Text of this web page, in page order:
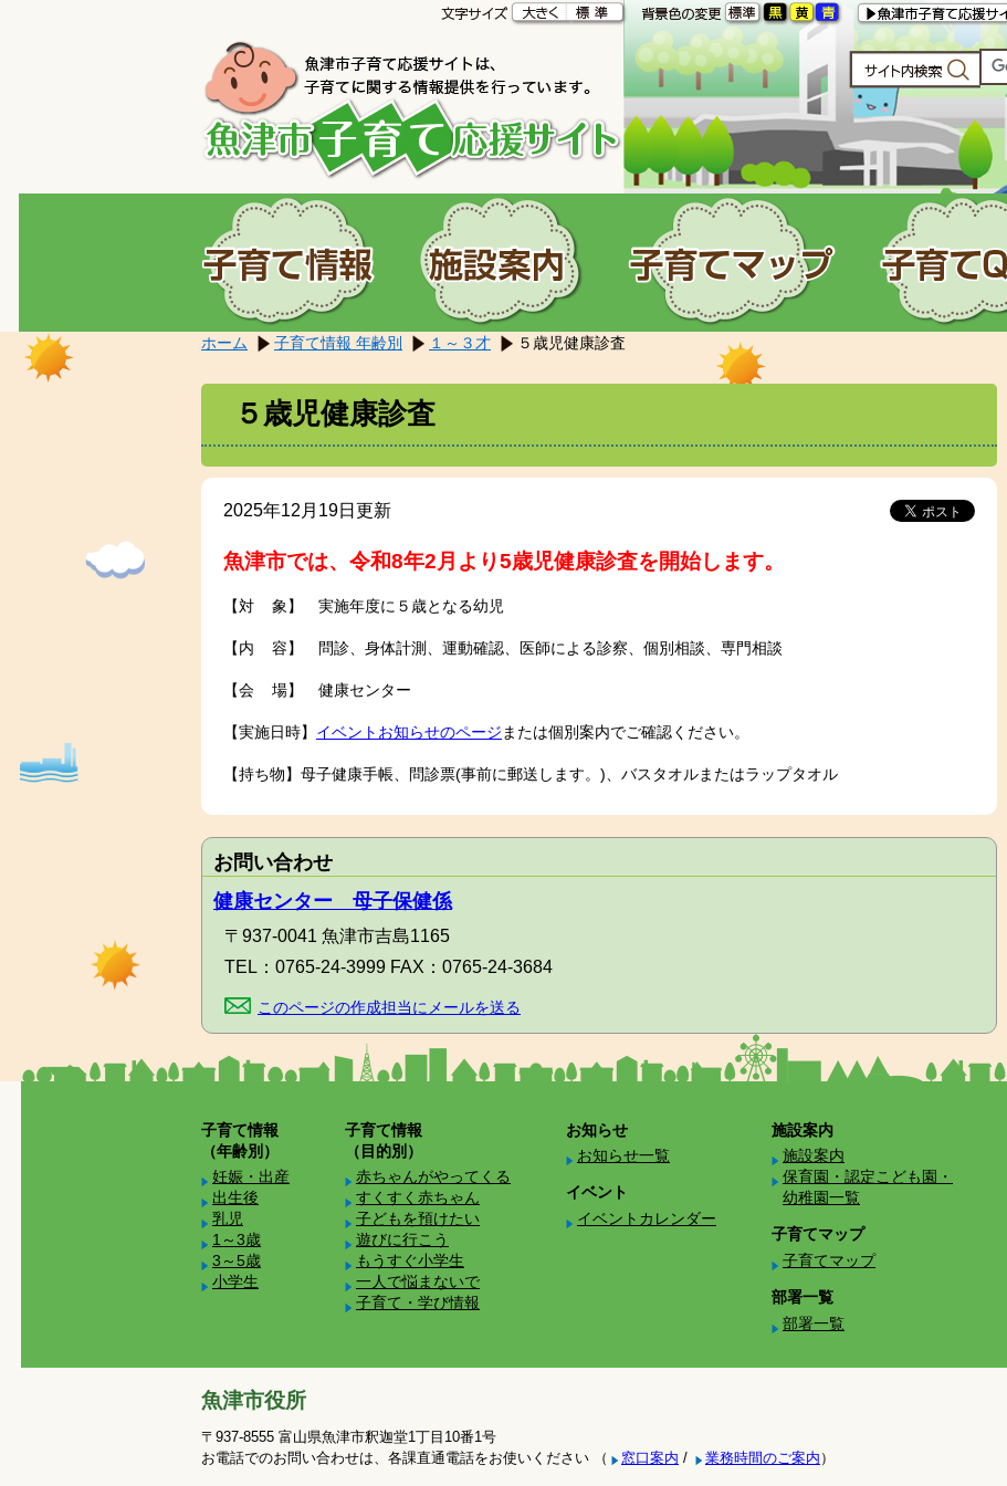
す。
す。
ホーム 子育て情報 年齢別 １～３才 ５歳児健康診査
５歳児健康診査
2025年12月19日更新
魚津市では、令和8年2月より5歳児健康診査を開始します。
【対 象】 実施年度に５歳となる幼児
【内 容】 問診、身体計測、運動確認、医師による診察、個別相談、専門相談
【会 場】 健康センター
【実施日時】 イベントお知らせのページまたは個別案内でご確認ください。
【持ち物】母子健康手帳、問診票(事前に郵送します。)、バスタオルまたはラップタオル
お問い合わせ
健康センター 母子保健係
〒937-0041 魚津市吉島1165
TEL： 0765-24-3999 FAX： 0765-24-3684
このページの作成担当にメールを送る
子育て情報
（年齢別）
妊娠・出産
出生後
乳児
1～3歳
3～5歳
小学生
子育て情報
（目的別）
赤ちゃんがやってくる
すくすく赤ちゃん
子どもを預けたい
遊びに行こう
もうすぐ小学生
一人で悩まないで
子育て・学び情報
お知らせ
お知らせ一覧
イベント
イベントカレンダー
施設案内
施設案内
保育園・認定こども園・
幼稚園一覧
子育てマップ
子育てマップ
部署一覧
部署一覧
魚津市役所
〒937-8555 富山県魚津市釈迦堂1丁目10番1号
お電話でのお問い合わせは、各課直通電話をお使いください （
窓口案内 / 業務時間のご案内 ）